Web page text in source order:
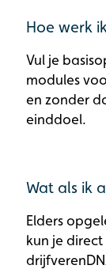
Hoe werk
Vul je
modules
en zonder
einddoel.
Wat als ik
Elders
kun je